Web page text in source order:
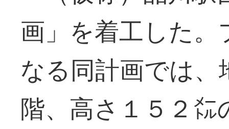
画」を着工した
なる同計画では
階、高さ１５２